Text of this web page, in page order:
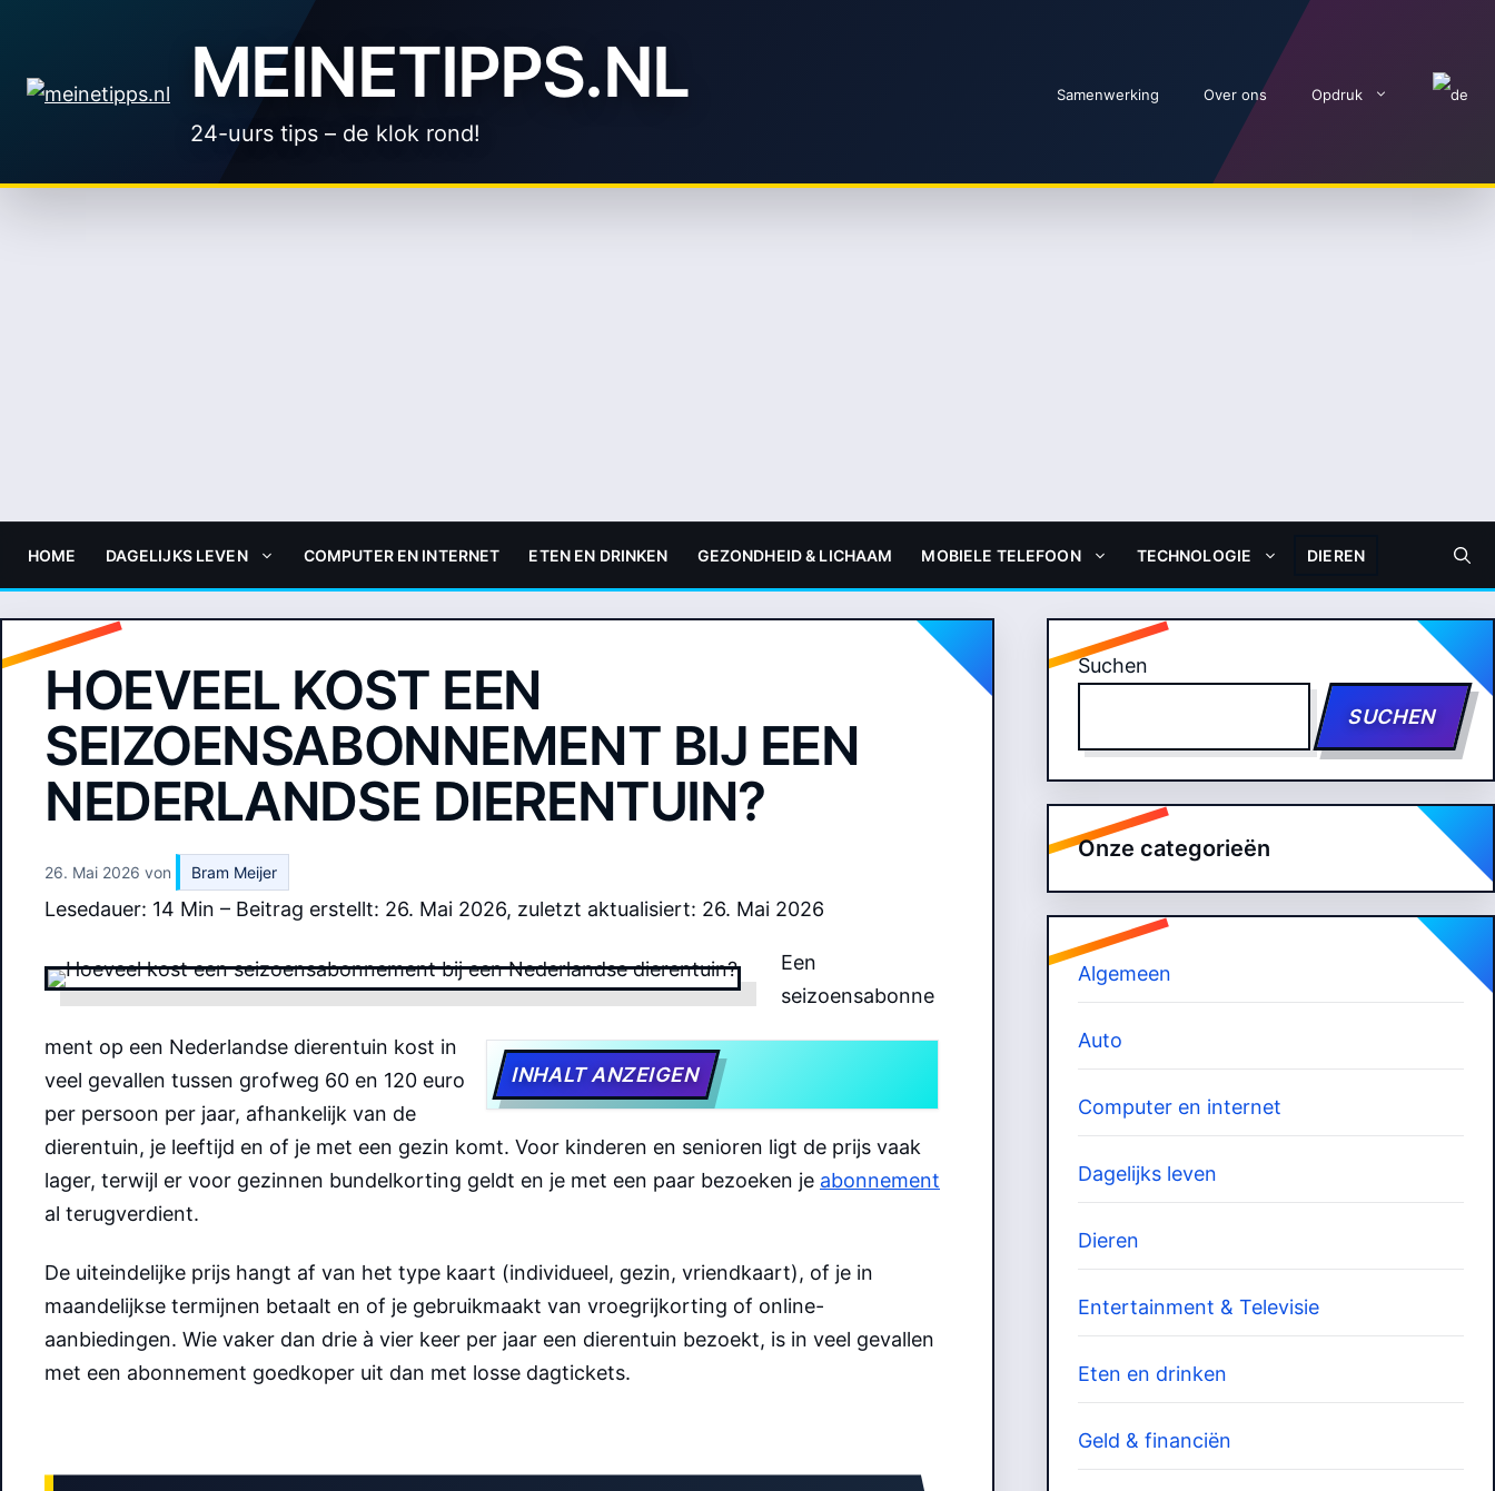
springen
MEINETIPPS.NL
24-uurs tips – de klok rond!
Samenwerking Over ons Opdruk
HOME DAGELIJKS LEVEN COMPUTER EN INTERNET ETEN EN DRINKEN GEZONDHEID & LICHAAM MOBIELE TELEFOON TECHNOLOGIE DIEREN
HOEVEEL KOST EEN
SEIZOENSABONNEMENT BIJ EEN
NEDERLANDSE DIERENTUIN?
26. Mai 2026 von Bram Meijer
Lesedauer: 14 Min – Beitrag erstellt: 26. Mai 2026, zuletzt aktualisiert: 26. Mai 2026
INHALT ANZEIGEN
Een
seizoensabonne
ment op een Nederlandse dierentuin kost in
veel gevallen tussen grofweg 60 en 120 euro
per persoon per jaar, afhankelijk van de
dierentuin, je leeftijd en of je met een gezin komt. Voor kinderen en senioren ligt de prijs vaak
lager, terwijl er voor gezinnen bundelkorting geldt en je met een paar bezoeken je abonnement
al terugverdient.
De uiteindelijke prijs hangt af van het type kaart (individueel, gezin, vriendkaart), of je in
maandelijkse termijnen betaalt en of je gebruikmaakt van vroegrijkorting of online-
aanbiedingen. Wie vaker dan drie à vier keer per jaar een dierentuin bezoekt, is in veel gevallen
met een abonnement goedkoper uit dan met losse dagtickets.
Suchen
SUCHEN
Onze categorieën
Algemeen
Auto
Computer en internet
Dagelijks leven
Dieren
Entertainment & Televisie
Eten en drinken
Geld & financiën